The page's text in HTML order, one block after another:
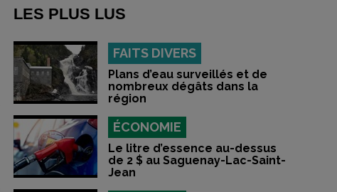
LES PLUS LUS
FAITS DIVERS
Plans d’eau surveillés et de
nombreux dégâts dans la
région
ÉCONOMIE
Le litre d’essence au-dessus
de 2 $ au Saguenay-Lac-Saint-
Jean